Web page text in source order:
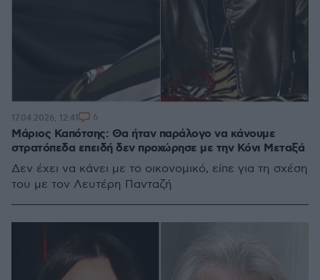
Μάριος Καπότσης: Θα ήταν παράλογο να κάνουμε
στρατόπεδα επειδή δεν προχώρησε με την Κόνι Μεταξά
Δεν έχει να κάνει με το οικονομικό, είπε για τη σχέση
του με τον Λευτέρη Πανταζή
17.04.2026, 12:41 6